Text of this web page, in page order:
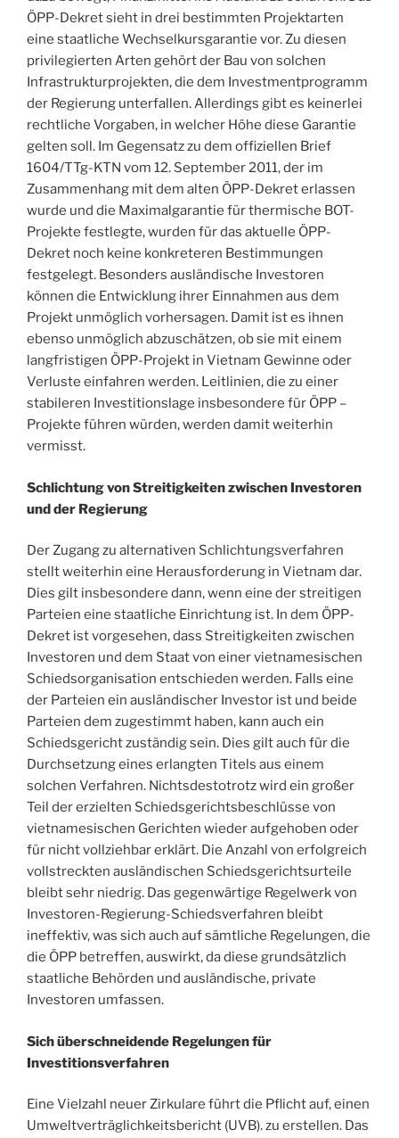
ÖPP-Dekret sieht in drei bestimmten Projektarten
eine staatliche Wechselkursgarantie vor. Zu diesen
privilegierten Arten gehört der Bau von solchen
Infrastrukturprojekten, die dem Investmentprogramm
der Regierung unterfallen. Allerdings gibt es keinerlei
rechtliche Vorgaben, in welcher Höhe diese Garantie
gelten soll. Im Gegensatz zu dem offiziellen Brief
1604/TTg-KTN vom 12. September 2011, der im
Zusammenhang mit dem alten ÖPP-Dekret erlassen
wurde und die Maximalgarantie für thermische BOT-
Projekte festlegte, wurden für das aktuelle ÖPP-
Dekret noch keine konkreteren Bestimmungen
festgelegt. Besonders ausländische Investoren
können die Entwicklung ihrer Einnahmen aus dem
Projekt unmöglich vorhersagen. Damit ist es ihnen
ebenso unmöglich abzuschätzen, ob sie mit einem
langfristigen ÖPP-Projekt in Vietnam Gewinne oder
Verluste einfahren werden. Leitlinien, die zu einer
stabileren Investitionslage insbesondere für ÖPP –
Projekte führen würden, werden damit weiterhin
vermisst.
Schlichtung von Streitigkeiten zwischen Investoren
und der Regierung
Der Zugang zu alternativen Schlichtungsverfahren
stellt weiterhin eine Herausforderung in Vietnam dar.
Dies gilt insbesondere dann, wenn eine der streitigen
Parteien eine staatliche Einrichtung ist. In dem ÖPP-
Dekret ist vorgesehen, dass Streitigkeiten zwischen
Investoren und dem Staat von einer vietnamesischen
Schiedsorganisation entschieden werden. Falls eine
der Parteien ein ausländischer Investor ist und beide
Parteien dem zugestimmt haben, kann auch ein
Schiedsgericht zuständig sein. Dies gilt auch für die
Durchsetzung eines erlangten Titels aus einem
solchen Verfahren. Nichtsdestotrotz wird ein großer
Teil der erzielten Schiedsgerichtsbeschlüsse von
vietnamesischen Gerichten wieder aufgehoben oder
für nicht vollziehbar erklärt. Die Anzahl von erfolgreich
vollstreckten ausländischen Schiedsgerichtsurteile
bleibt sehr niedrig. Das gegenwärtige Regelwerk von
Investoren-Regierung-Schiedsverfahren bleibt
ineffektiv, was sich auch auf sämtliche Regelungen, die
die ÖPP betreffen, auswirkt, da diese grundsätzlich
staatliche Behörden und ausländische, private
Investoren umfassen.
Sich überschneidende Regelungen für
Investitionsverfahren
Eine Vielzahl neuer Zirkulare führt die Pflicht auf, einen
Umweltverträglichkeitsbericht (UVB). zu erstellen. Das